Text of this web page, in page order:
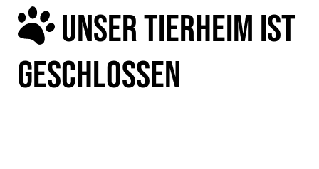
UNSER TIERHEIM IST
GESCHLOSSEN